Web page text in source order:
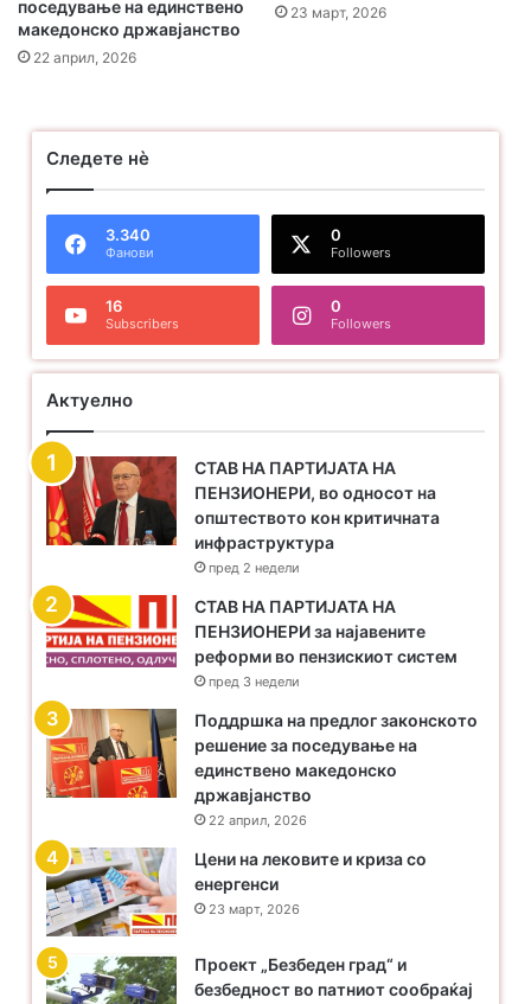
поседување на единствено
македонско државјанство
22 април, 2026
23 март, 2026
Следете нѐ
3.340
Фанови
0
Followers
16
Subscribers
0
Followers
Актуелно
СТАВ НА ПАРТИЈАТА НА
ПЕНЗИОНЕРИ, во односот на
општеството кон критичната
инфраструктура
пред 2 недели
​СТАВ НА ПАРТИЈАТА НА
ПЕНЗИОНЕРИ за најавените
реформи во пензискиот систем
пред 3 недели
Поддршка на предлог законското
решение за поседување на
единствено македонско
државјанство
22 април, 2026
Цени на лековите и криза со
енергенси
23 март, 2026
Проект „Безбеден град“ и
безбедност во патниот сообраќај